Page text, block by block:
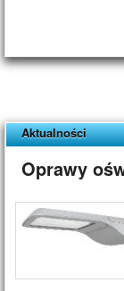
Aktualności
Oprawy